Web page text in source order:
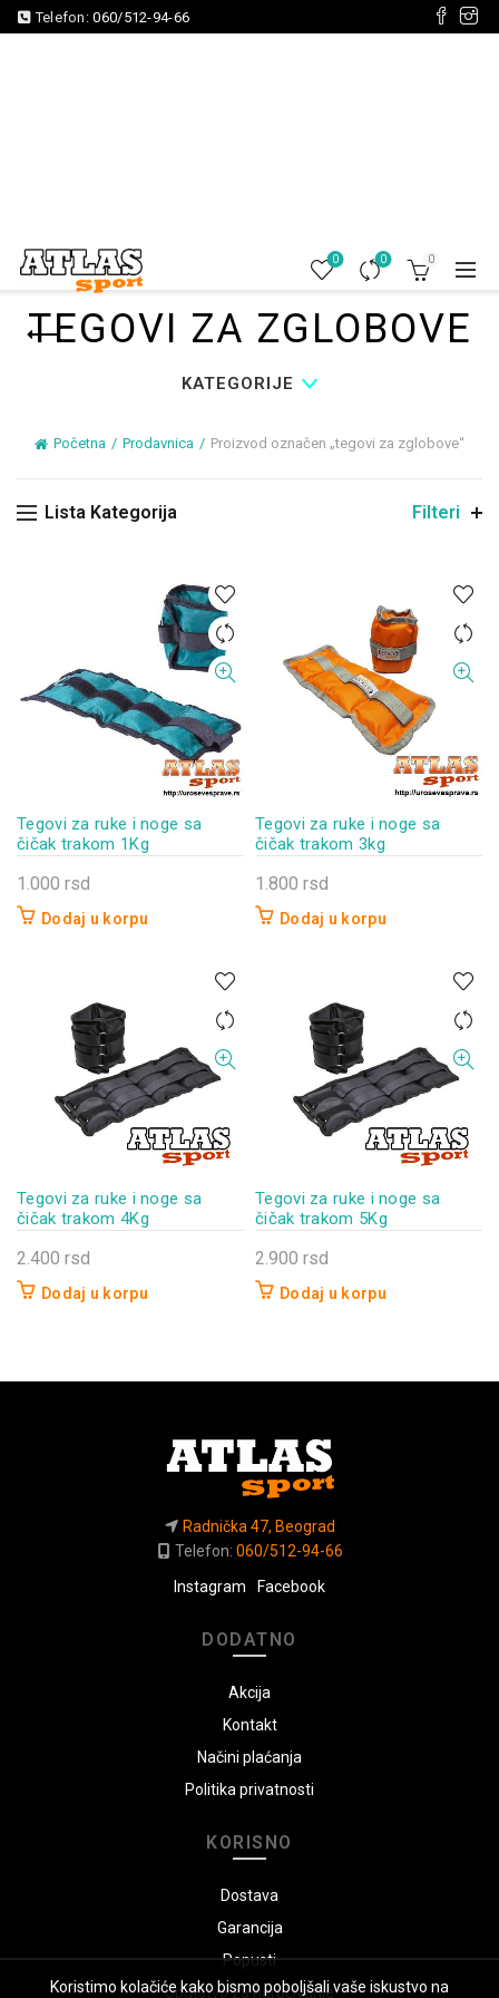
Telefon:060/512-94-66
0 0 0
TEGOVI ZA ZGLOBOVE
KATEGORIJE
Početna Prodavnica Proizvod označen „tegovi za zglobove“
Lista Kategorija Filteri
Tegovi za ruke i noge sa
čičak trakom 1Kg
1.000 rsd
Dodaj u korpu
Tegovi za ruke i noge sa
čičak trakom 3kg
1.800 rsd
Dodaj u korpu
Tegovi za ruke i noge sa
čičak trakom 4Kg
2.400 rsd
Dodaj u korpu
Tegovi za ruke i noge sa
čičak trakom 5Kg
2.900 rsd
Dodaj u korpu
Radnička 47, Beograd
Telefon: 060/512-94-66
Instagram
Facebook
DODATNO
Akcija
Kontakt
Načini plaćanja
Politika privatnosti
KORISNO
Dostava
Garancija
Popusti
Uputstvo za naručivanje
Koristimo kolačiće kako bismo poboljšali vaše iskustvo na